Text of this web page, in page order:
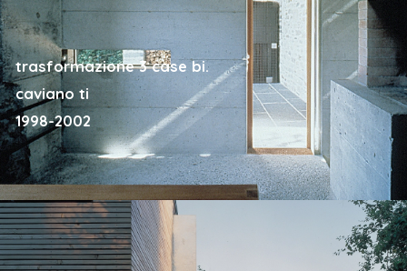
trasformazione 3 case bi.
caviano ti
1998-2002